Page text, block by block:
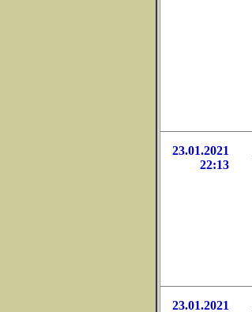
23.01.2021
22:13
23.01.2021